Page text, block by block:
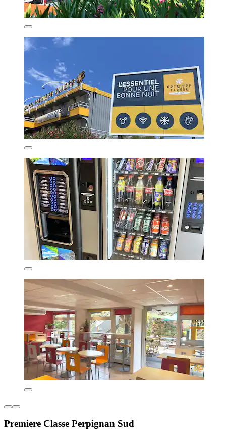
Premiere Classe Perpignan Sud